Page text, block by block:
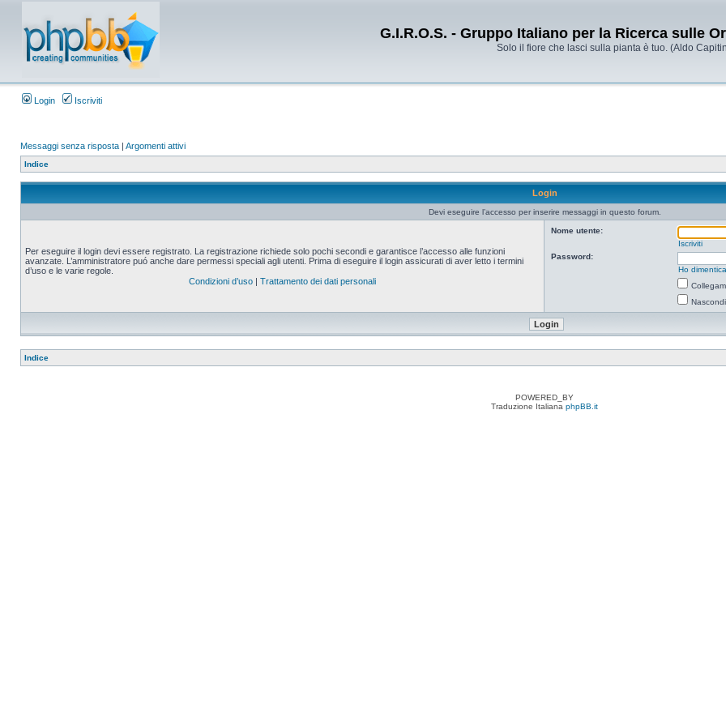
G.I.R.O.S. - Gruppo Italiano per la Ricerca sulle
Solo il fiore che lasci sulla pianta è tuo. (Aldo
Login Iscriviti
Messaggi senza risposta | Argomenti attivi
Indice
Login
Devi eseguire l’accesso per inserire messaggi in questo forum.
Per eseguire il login devi essere registrato. La registrazione richiede solo pochi secondi e garantisce l’accesso alle funzioni
avanzate. L’amministratore puó anche dare permessi speciali agli utenti. Prima di eseguire il login assicurati di aver letto i termini
d’uso e le varie regole.
Condizioni d’uso | Trattamento dei dati personali
Nome utente:
Iscriviti
Password:
Ho
Indice
POWERED_BY
Traduzione Italiana phpBB.it